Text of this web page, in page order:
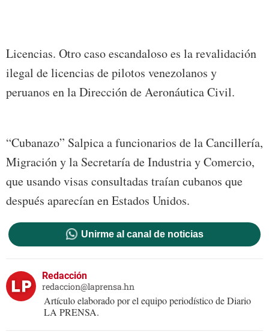
Licencias. Otro caso escandaloso es la revalidación
ilegal de licencias de pilotos venezolanos y
peruanos en la Dirección de Aeronáutica Civil.
“Cubanazo” Salpica a funcionarios de la Cancillería,
Migración y la Secretaría de Industria y Comercio,
que usando visas consultadas traían cubanos que
después aparecían en Estados Unidos.
Unirme al canal de noticias
Redacción
redaccion@laprensa.hn
Artículo elaborado por el equipo periodístico de Diario
LA PRENSA.